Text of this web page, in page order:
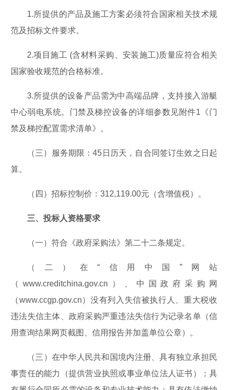
1.所提供的产品及施工方案必须符合国家相关技术规
范及招标文件要求。
2.项目施工 (含材料采购、安装施工)质量应符合相关
国家验收规范的合格标准。
3.所提供的设备产品需为中高端品牌，支持接入游艇
中心弱电系统。门禁及梯控设备的详细参数见附件1《门
禁及梯控配置需求清单》。
（三）服务期限：45日历天，自合同签订生效之日起
算。
（四）招标控制价：312,119.00元（含增值税）。
三、投标人资格要求
（一）符合《政府采购法》第二十二条规定。
（二）在“信用中国”网站
（www.creditchina.gov.cn）、中国政府采购网
（www.ccgp.gov.cn）没有列入失信被执行人、重大税收
违法失信主体、政府采购严重违法失信行为记录名单（信
用查询结果网页截图、信用报告并加盖单位公章）。
（三）在中华人民共和国境内注册、具有独立承担民
事责任的能力（提供营业执照或事业单位法人证书）；具